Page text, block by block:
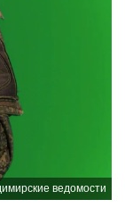
ведомости